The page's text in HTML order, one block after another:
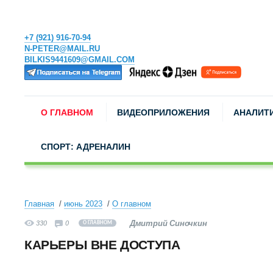
+7 (921) 916-70-94
N-PETER@MAIL.RU
BILKIS9441609@GMAIL.COM
О ГЛАВНОМ ВИДЕОПРИЛОЖЕНИЯ
СПОРТ: АДРЕНАЛИН
Главная июнь 2023 О главном
330 0 О ГЛАВНОМ Дмитрий Синочкин
КАРЬЕРЫ ВНЕ ДОСТУПА